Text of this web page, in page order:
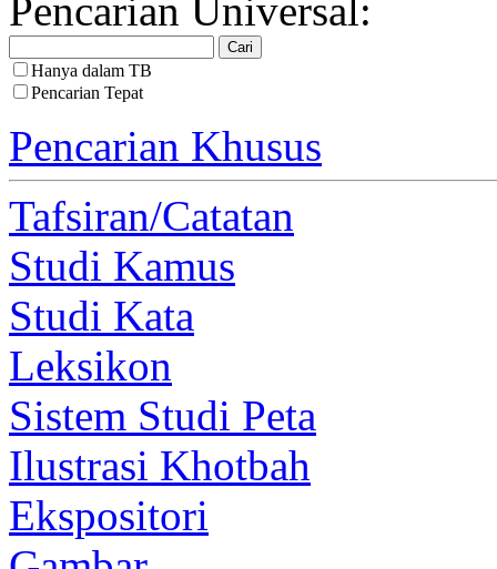
Pencarian Universal:
Hanya dalam TB
Pencarian Tepat
Pencarian Khusus
Tafsiran/Catatan
Studi Kamus
Studi Kata
Leksikon
Sistem Studi Peta
Ilustrasi Khotbah
Ekspositori